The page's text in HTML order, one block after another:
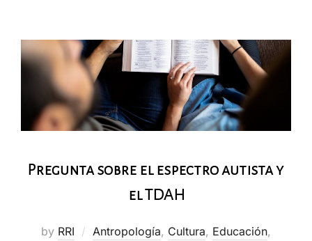
Pregunta sobre el espectro autista y
el TDAH
by RRI Antropología, Cultura, Educación,